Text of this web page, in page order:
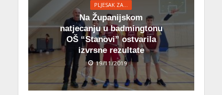
PLJESAK ZA...
Na Županijskom
natjecanju u badmingtonu
OŠ “Stanovi” ostvarila
izvrsne rezultate
19/11/2019